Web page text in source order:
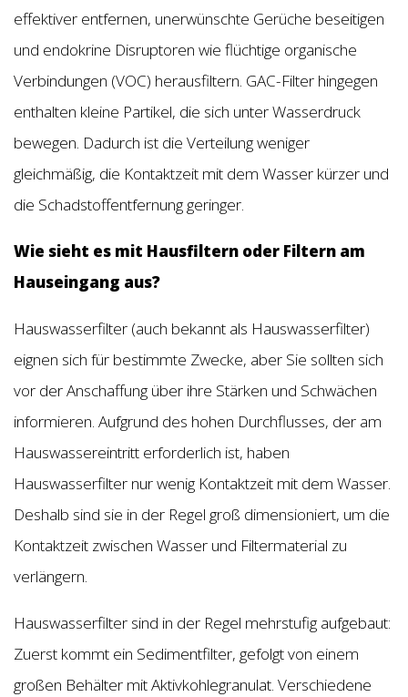
effektiver entfernen, unerwünschte Gerüche beseitigen
und endokrine Disruptoren wie flüchtige organische
Verbindungen (VOC) herausfiltern. GAC-Filter hingegen
enthalten kleine Partikel, die sich unter Wasserdruck
bewegen. Dadurch ist die Verteilung weniger
gleichmäßig, die Kontaktzeit mit dem Wasser kürzer und
die Schadstoffentfernung geringer.
Wie sieht es mit Hausfiltern oder Filtern am
Hauseingang aus?
Hauswasserfilter (auch bekannt als Hauswasserfilter)
eignen sich für bestimmte Zwecke, aber Sie sollten sich
vor der Anschaffung über ihre Stärken und Schwächen
informieren. Aufgrund des hohen Durchflusses, der am
Hauswassereintritt erforderlich ist, haben
Hauswasserfilter nur wenig Kontaktzeit mit dem Wasser.
Deshalb sind sie in der Regel groß dimensioniert, um die
Kontaktzeit zwischen Wasser und Filtermaterial zu
verlängern.
Hauswasserfilter sind in der Regel mehrstufig aufgebaut:
Zuerst kommt ein Sedimentfilter, gefolgt von einem
großen Behälter mit Aktivkohlegranulat. Verschiedene